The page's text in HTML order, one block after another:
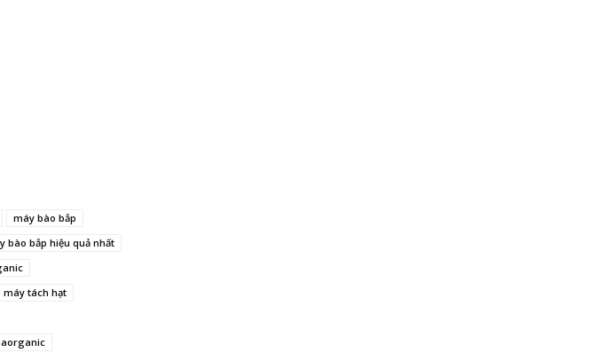
máy bào bắp
bào bắp hiệu quả nhất
máy tách hạt